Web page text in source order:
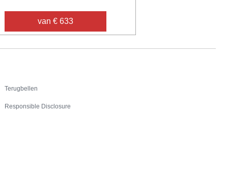
van € 633
Terugbellen
Responsible Disclosure